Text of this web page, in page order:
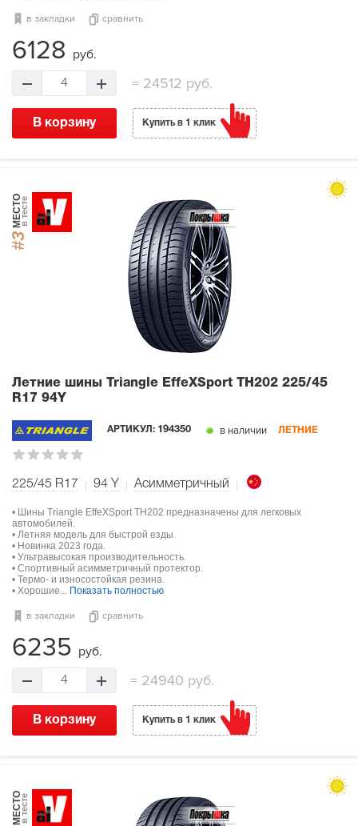
в закладки сравнить
6128 руб.
4 = 24512 руб.
В корзину Купить в 1 клик
#3
МЕСТОв тесте
Летние шины Triangle EffeXSport TH202 225/45
R17 94Y
АРТИКУЛ: 194350 в наличии ЛЕТНИЕ
225/45 R17 94 Y Асимметричный
• Шины Triangle EffeXSport TH202 предназначены для легковых
автомобилей.
• Летняя модель для быстрой езды.
• Новинка 2023 года.
• Ультравысокая производительность.
• Спортивный асимметричный протектор.
• Термо- и износостойкая резина.
• Хорошие... Показать полностью
в закладки сравнить
6235 руб.
4 = 24940 руб.
В корзину Купить в 1 клик
МЕСТОв тесте